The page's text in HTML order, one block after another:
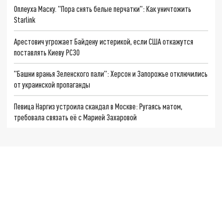
Оплеуха Маску. "Пора снять белые перчатки": Как уничтожить
Starlink
Арестович угрожает Байдену истерикой, если США откажутся
поставлять Киеву РСЗО
"Башни вранья Зеленского пали": Херсон и Запорожье отключились
от украинской пропаганды
Певица Наргиз устроила скандал в Москве: Ругаясь матом,
требовала связать её с Марией Захаровой